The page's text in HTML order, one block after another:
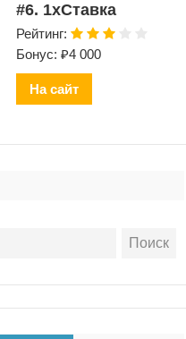
#6. 1xСтавка
Рейтинг:
Бонус: ₽4 000
На сайт